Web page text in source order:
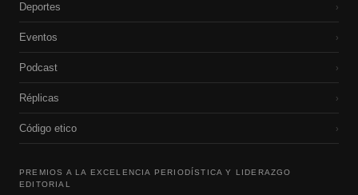
Deportes ›
Eventos ›
Podcast ›
Réplicas ›
Código etico ›
PREMIOS A LA EXCELENCIA PERIODÍSTICA Y LIDERAZGO
EDITORIAL